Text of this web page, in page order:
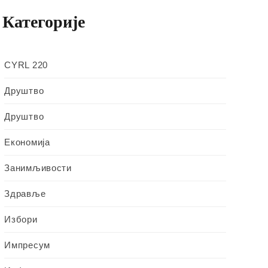
Категорије
CYRL 220
Друштво
Друштво
Економија
Занимљивости
Здравље
Избори
Импресум